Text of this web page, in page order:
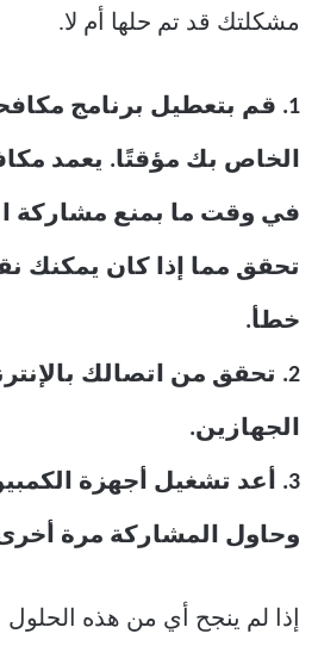
مشكلتك قد تم حلها أم لا.
1. قم بتعطيل برنامج
الخاص بك مؤقتًا. يعمد
في وقت ما بمنع مشاركة
تحقق مما إذا كان يمكنك
خطأ.
2. تحقق من اتصالك
الجهازين.
3. أعد تشغيل أجهزة
وحاول المشاركة مرة
إذا لم ينجح أي من هذه الحلول